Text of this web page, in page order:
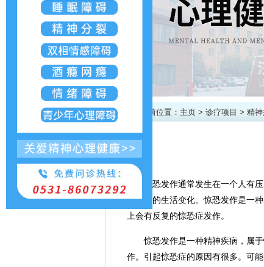
当前位置： 主页 > 诊疗项目 > 精
惊恐发作通常发生在一个人有
如重大的生活变化。惊恐发作是一
上会有反复的惊恐症发作。
惊恐发作是一种精神疾病，属
作。引起惊恐症的原因有很多。可